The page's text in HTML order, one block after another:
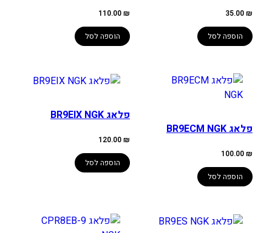
35.00₪
הוספה לסל
110.00₪
הוספה לסל
פלאג BR9ECM NGK
100.00₪
הוספה לסל
פלאג BR9EIX NGK
120.00₪
הוספה לסל